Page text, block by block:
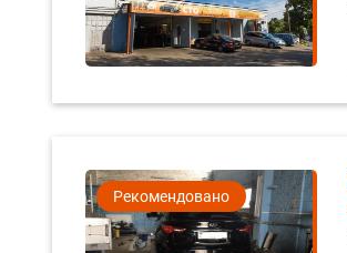
Рекомендовано